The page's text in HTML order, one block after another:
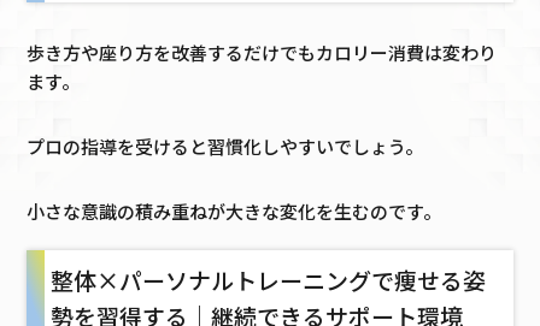
歩き方や座り方を改善するだけでもカロリー消費は変わり
ます。
プロの指導を受けると習慣化しやすいでしょう。
小さな意識の積み重ねが大きな変化を生むのです。
整体×パーソナルトレーニングで痩せる姿
勢を習得する｜継続できるサポート環境